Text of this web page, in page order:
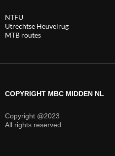
NTFU
Utrechtse Heuvelrug
MTB routes
COPYRIGHT MBC MIDDEN NL
Copyright @2023
All rights reserved